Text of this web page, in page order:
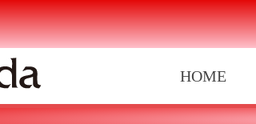
HOME